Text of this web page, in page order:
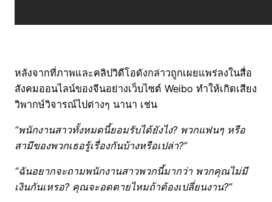
หลังจากที่ภาพและคลิปวิดีโอดังกล่าวถูกเผยแพร่ลงในสื่อ
สังคมออนไลน์ของจีนอย่างเว็บไซต์ Weibo ทำให้เกิดเสียง
วิพากษ์วิจารณ์ไปต่างๆ นานา เช่น
“พนักงานสาวทั้งหมดนี้ยอมรับได้ยังไง? พวกแฟนๆ หรือ
สามีของพวกเธอรู้เรื่องกันบ้างหรือเปล่า?”
“ฉันอยากจะถามพนักงานสาวพวกนี้มากว่า พวกคุณไม่มี
เงินกันเหรอ? คุณจะอดตายไหมถ้าต้องเปลี่ยนงาน?”